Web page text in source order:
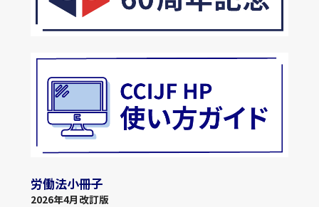
労働法小冊子
2026年4月改訂版